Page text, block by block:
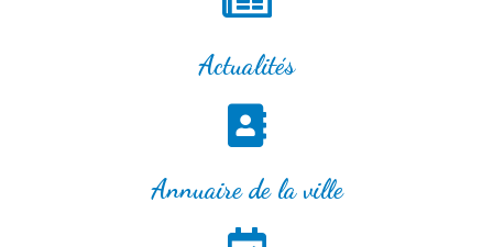
Actualités
Annuaire de la ville